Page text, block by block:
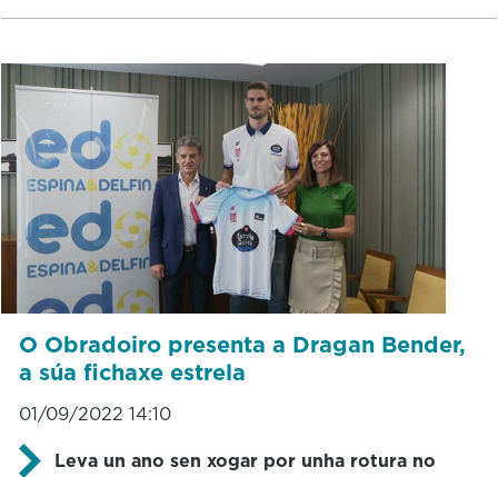
O Obradoiro presenta a Dragan Bender,
a súa fichaxe estrela
01/09/2022 14:10
Leva un ano sen xogar por unha rotura no